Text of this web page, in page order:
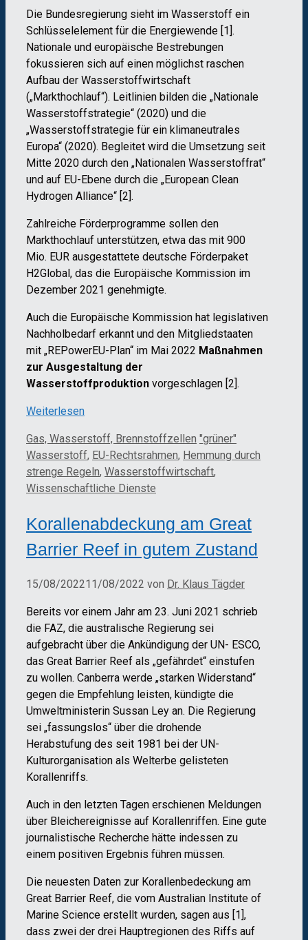
Die Bundesregierung sieht im Wasserstoff ein
Schlüsselelement für die Energiewende [1].
Nationale und europäische Bestrebungen
fokussieren sich auf einen möglichst raschen
Aufbau der Wasserstoffwirtschaft
(„Markthochlauf“). Leitlinien bilden die „Nationale
Wasserstoffstrategie“ (2020) und die
„Wasserstoffstrategie für ein klimaneutrales
Europa“ (2020). Begleitet wird die Umsetzung seit
Mitte 2020 durch den „Nationalen Wasserstoffrat“
und auf EU-Ebene durch die „European Clean
Hydrogen Alliance“ [2].
Zahlreiche Förderprogramme sollen den
Markthochlauf unterstützen, etwa das mit 900
Mio. EUR ausgestattete deutsche Förderpaket
H2Global, das die Europäische Kommission im
Dezember 2021 genehmigte.
Auch die Europäische Kommission hat legislativen
Nachholbedarf erkannt und den Mitgliedstaaten
mit „REPowerEU-Plan“ im Mai 2022 Maßnahmen
zur Ausgestaltung der
Wasserstoffproduktion vorgeschlagen [2].
Weiterlesen
Kategorien
Gas, Wasserstoff, Brennstoffzellen Schlagwörter
"grüner"
Wasserstoff, EU-Rechtsrahmen, Hemmung durch
strenge Regeln, Wasserstoffwirtschaft,
Wissenschaftliche Dienste
Korallenabdeckung am Great
Barrier Reef in gutem Zustand
15/08/202211/08/2022 von Dr. Klaus Tägder
Bereits vor einem Jahr am 23. Juni 2021 schrieb
die FAZ, die australische Regierung sei
aufgebracht über die Ankündigung der UN- ESCO,
das Great Barrier Reef als „gefährdet“ einstufen
zu wollen. Canberra werde „starken Widerstand“
gegen die Empfehlung leisten, kündigte die
Umweltministerin Sussan Ley an. Die Regierung
sei „fassungslos“ über die drohende
Herabstufung des seit 1981 bei der UN-
Kulturorganisation als Welterbe gelisteten
Korallenriffs.
Auch in den letzten Tagen erschienen Meldungen
über Bleichereignisse auf Korallenriffen. Eine gute
journalistische Recherche hätte indessen zu
einem positiven Ergebnis führen müssen.
Die neuesten Daten zur Korallenbedeckung am
Great Barrier Reef, die vom Australian Institute of
Marine Science erstellt wurden, sagen aus [1],
dass zwei der drei Hauptregionen des Riffs auf